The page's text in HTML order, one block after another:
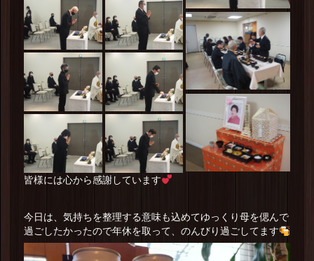
皆様には心から感謝しています
今日は、気持ちを整理する意味も込めてゆっくり母を偲んで
過ごしたかったので年休を取って、のんびり過ごしてます